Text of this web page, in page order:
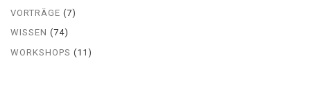
VORTRÄGE (7)
WISSEN (74)
WORKSHOPS (11)